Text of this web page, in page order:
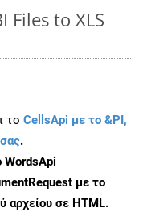
Files to XLS
το CellsApi με το &PI,
.
WordsApi
με το
αρχείου σε HTML.